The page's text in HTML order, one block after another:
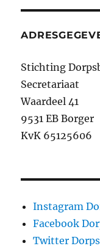
Stichting
Secretariaat
Waardeel 41
9531 EB Borger
KvK 65125606
Instagram
Facebook
Twitter